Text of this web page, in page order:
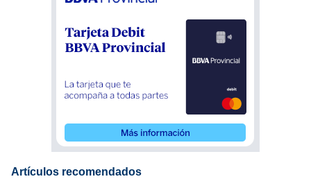
Artículos recomendados